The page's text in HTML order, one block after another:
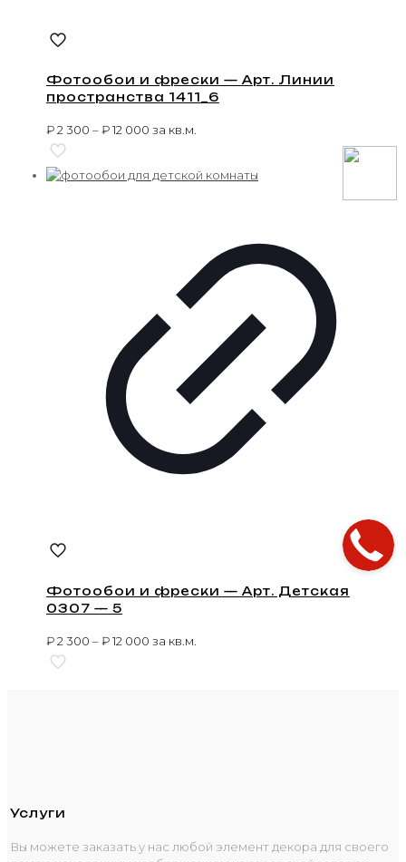
Фотообои и фрески — Арт. Линии
пространства 1411_6
₽2 300 –₽12 000 за кв.м.
Фотообои и фрески — Арт. Детская
0307 — 5
₽2 300 –₽12 000 за кв.м.
Услуги
Вы можете заказать у нас любой элемент декора для своего